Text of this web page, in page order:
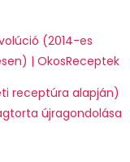
(2014-es
| OkosReceptek
receptúra alapján)
újragondolása